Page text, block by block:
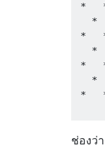
*
*
*
*
*
*
*
ช่องว่